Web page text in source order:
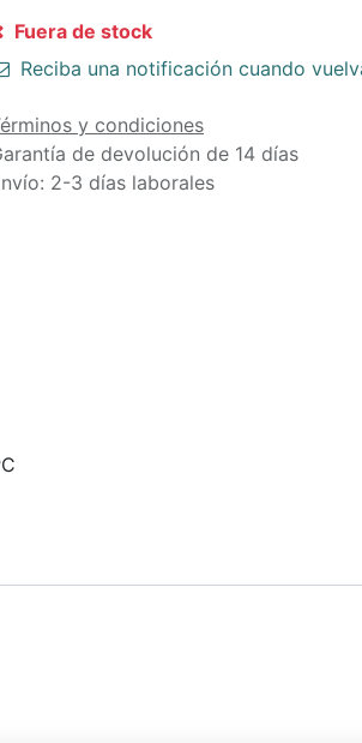
Fuera de stock
Reciba una notificación cuando
y condiciones
de devolución de 14 días
2-3 días laborales